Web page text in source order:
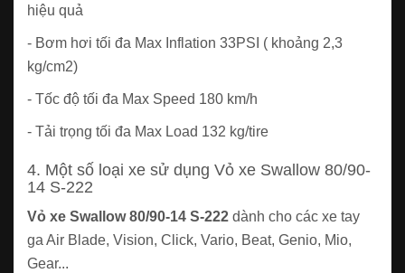
hiệu quả
- Bơm hơi tối đa Max Inflation 33PSI ( khoảng 2,3
kg/cm2)
- Tốc độ tối đa Max Speed 180 km/h
- Tải trọng tối đa Max Load 132 kg/tire
4. Một số loại xe sử dụng Vỏ xe Swallow 80/90-
14 S-222
Vỏ xe Swallow 80/90-14 S-222 dành cho các xe tay
ga Air Blade, Vision, Click, Vario, Beat, Genio, Mio,
Gear...